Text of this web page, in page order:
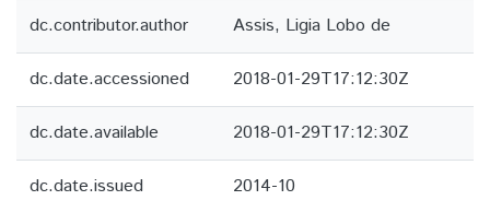
dc.contributor.author Assis, Ligia Lobo de
dc.date.accessioned 2018-01-29T17:12:30Z
dc.date.available 2018-01-29T17:12:30Z
dc.date.issued 2014-10